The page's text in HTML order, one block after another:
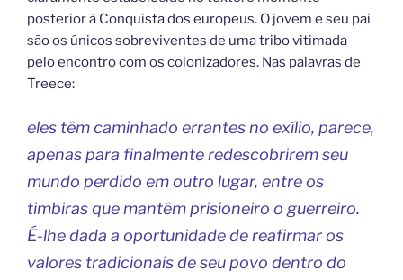
posterior à Conquista dos europeus. O jovem e seu pai
são os únicos sobreviventes de uma tribo vitimada
pelo encontro com os colonizadores. Nas palavras de
Treece:
eles têm caminhado errantes no exílio, parece,
apenas para finalmente redescobrirem seu
mundo perdido em outro lugar, entre os
timbiras que mantêm prisioneiro o guerreiro.
É-lhe dada a oportunidade de reafirmar os
valores tradicionais de seu povo dentro do